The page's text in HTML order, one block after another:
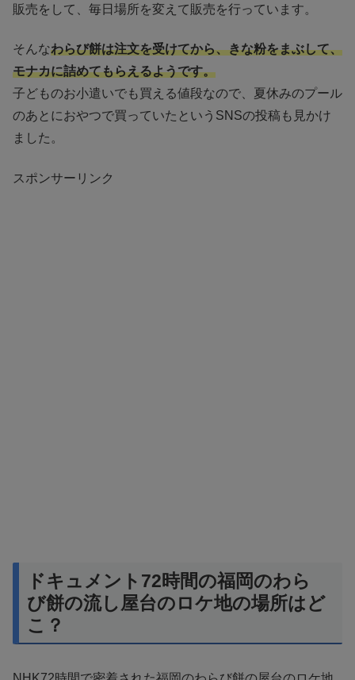
販売をして、毎日場所を変えて販売を行っています。
そんなわらび餅は注文を受けてから、きな粉をまぶして、
モナカに詰めてもらえるようです。
子どものお小遣いでも買える値段なので、夏休みのプール
のあとにおやつで買っていたというSNSの投稿も見かけ
ました。
スポンサーリンク
ドキュメント72時間の福岡のわら
び餅の流し屋台のロケ地の場所はど
こ？